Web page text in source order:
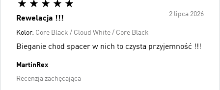
2 lipca 2026
Rewelacja !!!
Kolor: Core Black / Cloud White / Core Black
Bieganie chod spacer w nich to czysta przyjemność !!!
MartinRex
Recenzja zachęcająca